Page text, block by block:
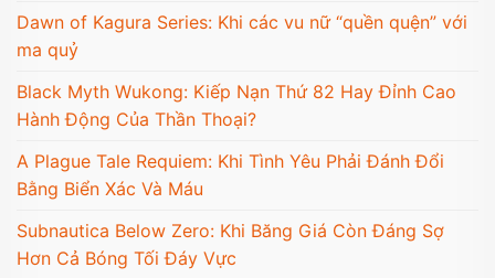
Dawn of Kagura Series: Khi các vu nữ “quền quện” với
ma quỷ
Black Myth Wukong: Kiếp Nạn Thứ 82 Hay Đỉnh Cao
Hành Động Của Thần Thoại?
A Plague Tale Requiem: Khi Tình Yêu Phải Đánh Đổi
Bằng Biển Xác Và Máu
Subnautica Below Zero: Khi Băng Giá Còn Đáng Sợ
Hơn Cả Bóng Tối Đáy Vực